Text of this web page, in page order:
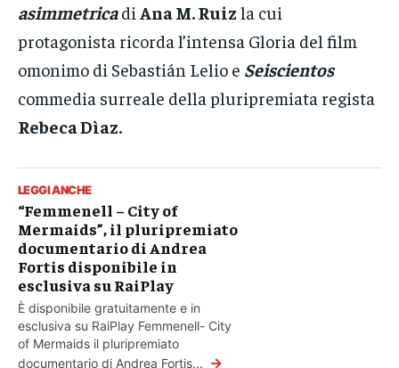
asimmetricadi Ana M. Ruiz la cui
protagonista ricorda l’intensa Gloria del film
omonimo di Sebastián Lelio e Seiscientos
commedia surreale della pluripremiata regista
Rebeca Dìaz.
LEGGI ANCHE
“Femmenell – City of
Mermaids”, il pluripremiato
documentario di Andrea
Fortis disponibile in
esclusiva su RaiPlay
È disponibile gratuitamente e in
esclusiva su RaiPlay Femmenell- City
of Mermaids il pluripremiato
documentario di Andrea Fortis... →